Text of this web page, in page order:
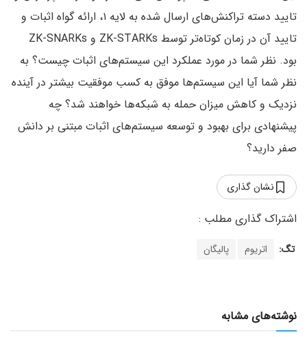
تایید دسته تراکنش‌های ارسال شده به لایه ۱‌، ارائه گواه اثبات و
تایید آن در زمان کوتاه‌تر توسط ZK-STARKs و ZK-SNARKs
بود. نظر شما در مورد عملکرد این سیستم‌های اثبات چیست؟ به
نظر شما آیا این سیستم‌ها موفق به کسب موفقیت بیشتر در آینده
نزدیک و کاهش میزان حمله به شبکه‌ها خواهند شد؟ چه
پیشنهادی برای بهبود و توسعه سیستم‌های اثبات مبتنی بر دانش
صفر دارید؟
نشان گذاری
تگ: اتریوم پالیگان
نوشته‌های مشابه